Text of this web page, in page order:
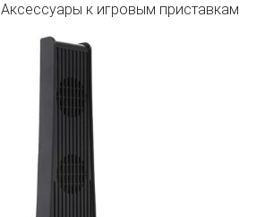
Аксессуары к игровым приставкам